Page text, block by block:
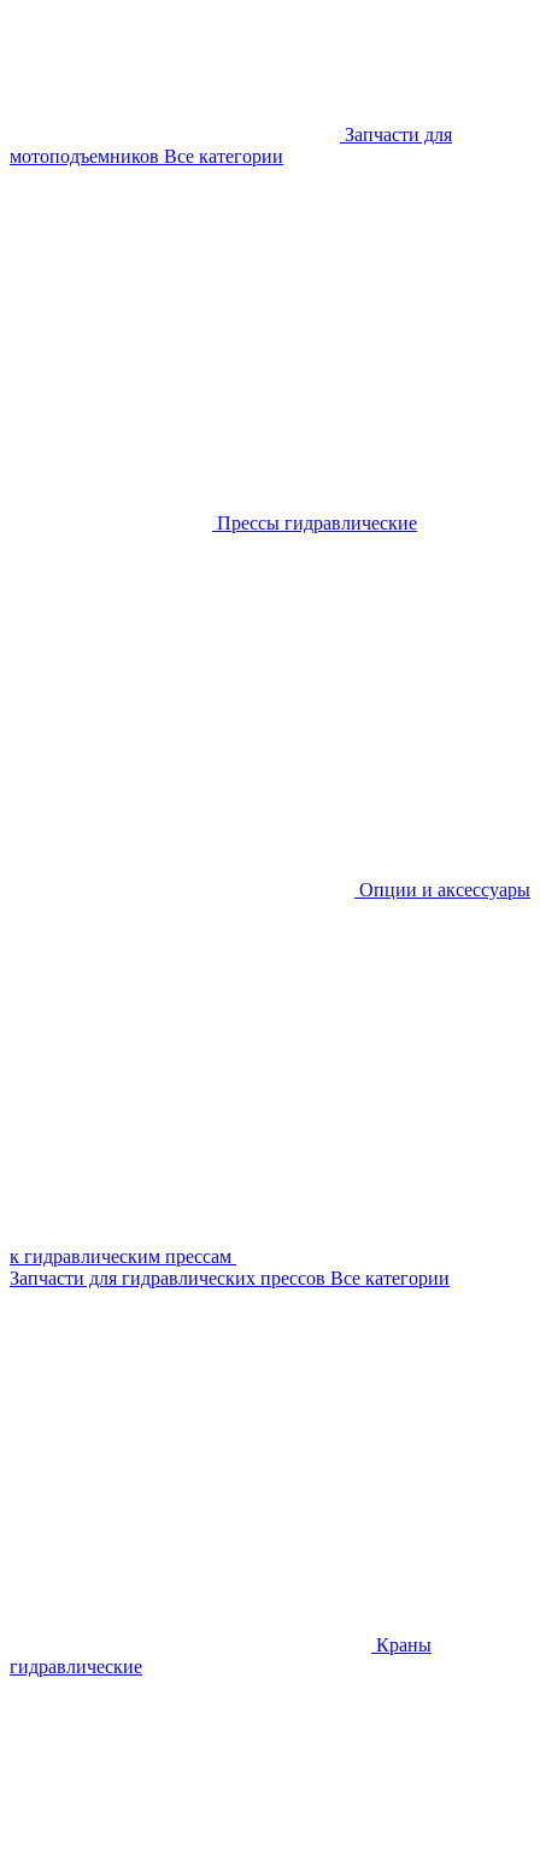
Запчасти для
мотоподъемников Все категории
Прессы гидравлические
Опции и аксессуары
к гидравлическим прессам
Запчасти для гидравлических прессов Все категории
Краны
гидравлические